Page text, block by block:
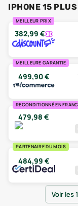
IPHONE 15 PLUS
MEILLEUR PRIX
382,99 €
MEILLEURE GARANTIE
499,90€
RECONDITIONNÉ EN
479,98 €
PARTENAIRE DU MOIS
484,99 €
Voir les